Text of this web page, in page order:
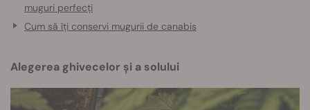
muguri perfecți
Cum să îți conservi mugurii de canabis
Alegerea ghivecelor și a solului